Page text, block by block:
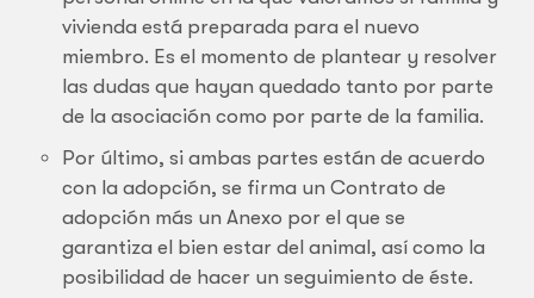
vivienda está preparada para el nuevo
miembro. Es el momento de plantear y resolver
las dudas que hayan quedado tanto por parte
de la asociación como por parte de la familia.
Por último, si ambas partes están de acuerdo
con la adopción, se firma un Contrato de
adopción más un Anexo por el que se
garantiza el bien estar del animal, así como la
posibilidad de hacer un seguimiento de éste.